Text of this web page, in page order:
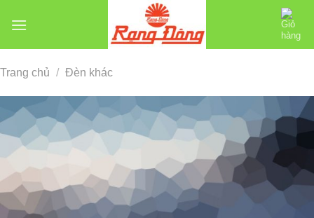
đến
Trang chủ / Đèn khác